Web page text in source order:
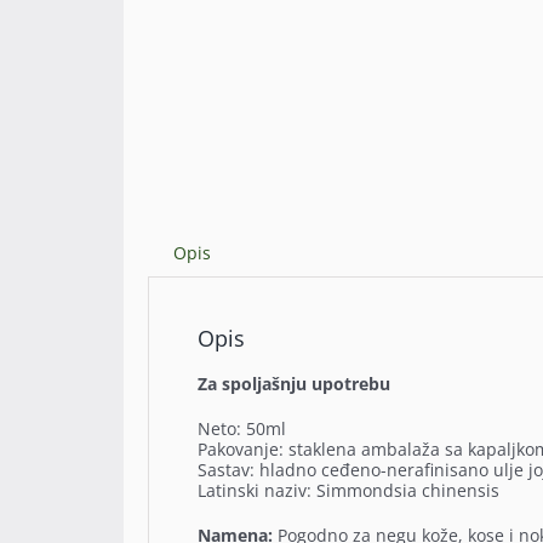
Opis
Opis
Za spoljašnju upotrebu
Neto: 50ml
Pakovanje: staklena ambalaža sa
Sastav: hladno ceđeno-nerafinisano ulje
Latinski naziv: Simmondsia chinensis
Namena: Pogodno za negu kože, kose i